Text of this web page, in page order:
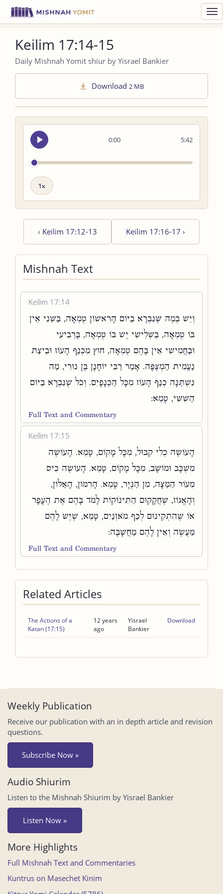
Keilim 17:14-15
Daily Mishnah Yomit shiur by Yisrael Bankier
Download 2 MB
0:00
Seek
audio
5:42
Playback
‹ Keilim 17:12-13 Keilim 17:16-17 ›
Mishnah Text
Keilim 17:14
וְיֵשׁ בְּמֶה שֶּׁנִּבְרָא בַיּוֹם הָרִאשׁוֹן טֻמְאָה, בַּשֵּׁנִי אֵין
בּוֹ טֻמְאָה, בַּשְּׁלִישִׁי יֶשׁ בּוֹ טֻמְאָה, בָּרְבִיעִי
וּבַחֲמִישִׁי אֵין בָּהֶם טֻמְאָה, חוּץ מִכְּנַף הָעוֹז וּבֵיצַת
נַעֲמִית הַמְצֻפָּה. אָמַר רַבִּי יוֹחָנָן בֶּן נוּרִי, מַה
נִּשְׁתַּנָּה כְנַף הָעוֹז מִכָּל הַכְּנָפָיִם. וְכֹל שֶׁנִּבְרָא בַיּוֹם
הַשִּׁשִּׁי, טָמֵא:
Full Text and Commentary
Keilim 17:15
הָעוֹשֶׂה כְלִי קִבּוּל, מִכָּל מָקוֹם, טָמֵא. הָעוֹשֶׂה
מִשְׁכָּב וּמוֹשָׁב, מִכָּל מָקוֹם, טָמֵא. הָעוֹשֶׂה כִיס
מֵעוֹר הַמַּצָּה, מִן הַנְּיָר, טָמֵא. הָרִמּוֹן, הָאַלּוֹן,
וְהָאֱגוֹז, שֶׁחֲקָקוּם הַתִּינוֹקוֹת לָמֹד בָּהֶם אֶת הֶעָפָר
אוֹ שֶׁהִתְקִינוּם לְכַף מֹאזְנַיִם, טָמֵא, שֶׁיֶּשׁ לָהֶם
מַעֲשֶׂה וְאֵין לָהֶם מַחֲשָׁבָה:
Full Text and Commentary
Related Articles
The Actions of a
Katan (17:15)
12 years
ago
Yisrael
Bankier
Download
Weekly Publication
Receive our publication with an in depth article and revision
questions.
Subscribe Now »
Audio Shiurim
Listen to the Mishnah Shiurim by Yisrael Bankier
Listen Now »
More Highlights
Full Mishnah Text and Commentaries
Kuntrus on Masechet Kinim